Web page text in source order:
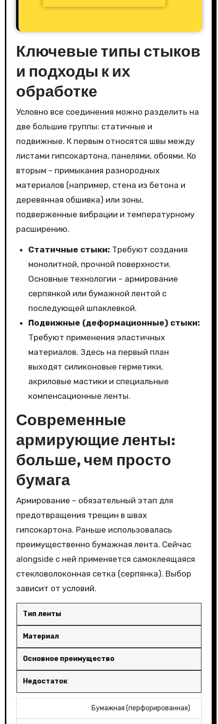
Ключевые типы стыков
и подходы к их
обработке
Условно все соединения можно разделить на
две большие группы: статичные и
подвижные. К первым относятся швы между
листами гипсокартона, панелями, обоями. Ко
вторым – примыкания разнородных
материалов (например, стена из бетона и
деревянная обшивка) или зоны,
подверженные вибрации и температурному
расширению.
Статичные стыки: Требуют создания
монолитной, прочной поверхности.
Основные технологии – армирование
серпянкой или бумажной лентой с
последующей шпаклевкой.
Подвижные (деформационные) стыки:
Требуют применения эластичных
материалов. Здесь на первый план
выходят силиконовые герметики,
акриловые мастики и специальные
компенсационные ленты.
Современные
армирующие ленты:
больше, чем просто
бумага
Армирование – обязательный этап для
предотвращения трещин в швах
гипсокартона. Раньше использовалась
преимущественно бумажная лента. Сейчас
alongside с ней применяется самоклеящаяся
стекловолоконная сетка (серпянка). Выбор
зависит от условий.
Тип ленты
Материал
Основное преимущество
Недостаток
Бумажная (перфорированная)